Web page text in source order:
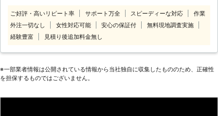
ーとして、以下をお約束いたします。
【安全】～登録スタッフ5200人～ ベ
アーズレディは全員直接雇用。 業界
せすることなく細やかで真心を込めた
サービスをご提供します。 【品質】
ンドから実技に至るまで、7つのオリ
ご好評・高いリピート率 サポート万全 スピーディーな対応
作業
外注一切なし
女性対応可能 安心の保証付
無料現地調査実施
経験豊富
見積り後追加料金無し
※⼀部業者情報は公開されている情報から当社独⾃に収集したもののため、正確性
を担保するものではございません。